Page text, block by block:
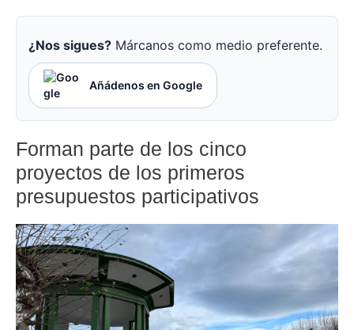
¿Nos sigues? Márcanos como medio preferente.
Añádenos en Google
Forman parte de los cinco
proyectos de los primeros
presupuestos participativos